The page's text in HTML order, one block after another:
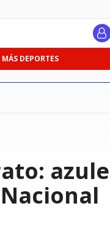
MÁS DEPORTES